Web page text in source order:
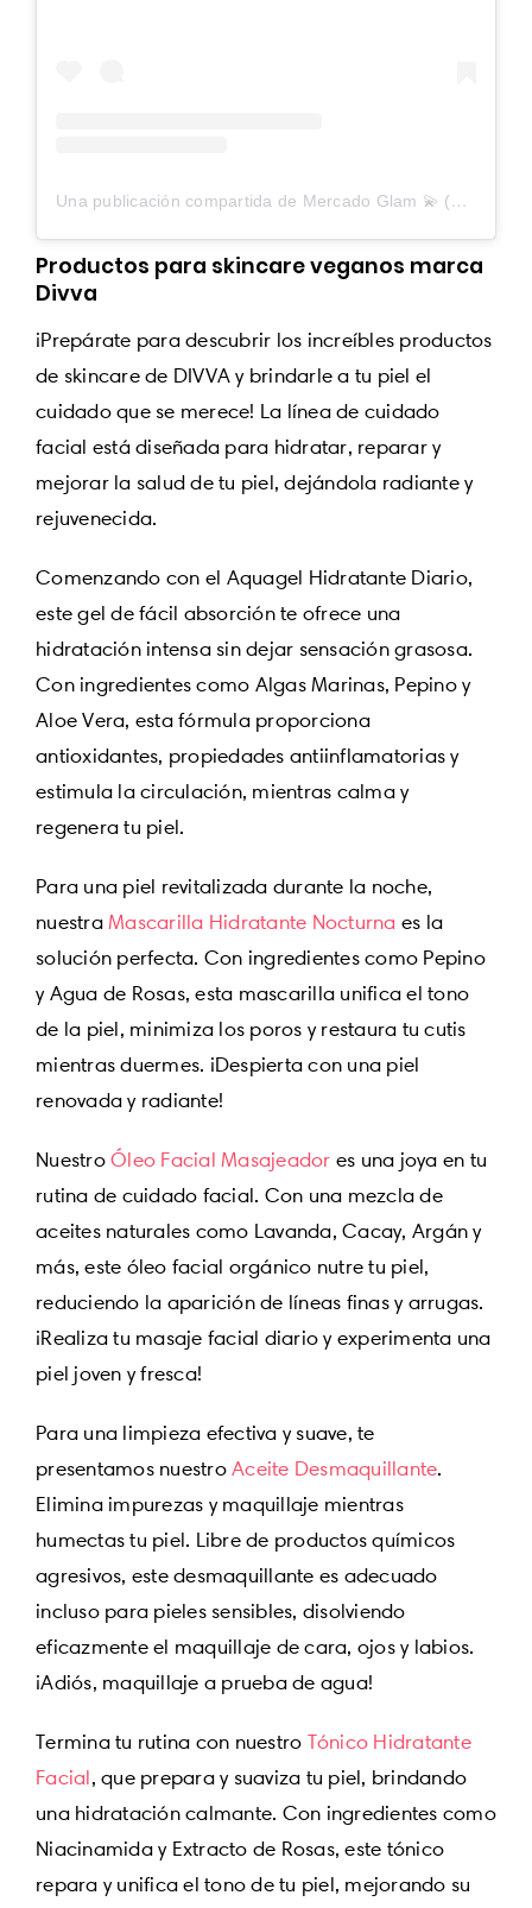
Una publicación compartida de Mercado Glam 💫 (@mercadoglam)
Productos para skincare veganos marca
Divva
¡Prepárate para descubrir los increíbles productos
de skincare de DIVVA y brindarle a tu piel el
cuidado que se merece! La línea de cuidado
facial está diseñada para hidratar, reparar y
mejorar la salud de tu piel, dejándola radiante y
rejuvenecida.
Comenzando con el Aquagel Hidratante Diario,
este gel de fácil absorción te ofrece una
hidratación intensa sin dejar sensación grasosa.
Con ingredientes como Algas Marinas, Pepino y
Aloe Vera, esta fórmula proporciona
antioxidantes, propiedades antiinflamatorias y
estimula la circulación, mientras calma y
regenera tu piel.
Para una piel revitalizada durante la noche,
nuestra Mascarilla Hidratante Nocturna es la
solución perfecta. Con ingredientes como Pepino
y Agua de Rosas, esta mascarilla unifica el tono
de la piel, minimiza los poros y restaura tu cutis
mientras duermes. ¡Despierta con una piel
renovada y radiante!
NuestroÓleo Facial Masajeador es una joya en tu
rutina de cuidado facial. Con una mezcla de
aceites naturales como Lavanda, Cacay, Argán y
más, este óleo facial orgánico nutre tu piel,
reduciendo la aparición de líneas finas y arrugas.
¡Realiza tu masaje facial diario y experimenta una
piel joven y fresca!
Para una limpieza efectiva y suave, te
presentamos nuestroAceite Desmaquillante.
Elimina impurezas y maquillaje mientras
humectas tu piel. Libre de productos químicos
agresivos, este desmaquillante es adecuado
incluso para pieles sensibles, disolviendo
eficazmente el maquillaje de cara, ojos y labios.
¡Adiós, maquillaje a prueba de agua!
Termina tu rutina con nuestro Tónico Hidratante
Facial, que prepara y suaviza tu piel, brindando
una hidratación calmante. Con ingredientes como
Niacinamida y Extracto de Rosas, este tónico
repara y unifica el tono de tu piel, mejorando su